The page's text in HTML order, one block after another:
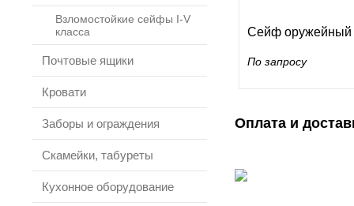
Взломостойкие сейфы I-V
класса
Почтовые ящики
Кровати
Заборы и ограждения
Скамейки, табуреты
Кухонное оборудование
Сейф
По запросу
Оплата и